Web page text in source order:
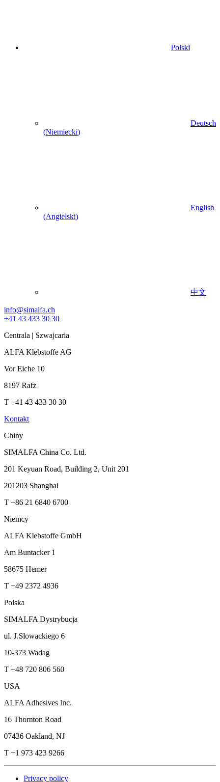
Polski
Deutsch
(Niemiecki)
English
(Angielski)
中文
info@simalfa.ch
+41 43 433 30 30
Centrala | Szwajcaria
ALFA Klebstoffe AG
Vor Eiche 10
8197 Rafz
T +41 43 433 30 30
Kontakt
Chiny
SIMALFA China Co. Ltd.
201 Keyuan Road, Building 2, Unit 201
201203 Shanghai
T +86 21 6840 6700
Niemcy
ALFA Klebstoffe GmbH
Am Buntacker 1
58675 Hemer
T +49 2372 4936
Polska
SIMALFA Dystrybucja
ul. J.Slowackiego 6
10-373 Wadag
T +48 720 806 560
USA
ALFA Adhesives Inc.
16 Thornton Road
07436 Oakland, NJ
T +1 973 423 9266
Privacy policy